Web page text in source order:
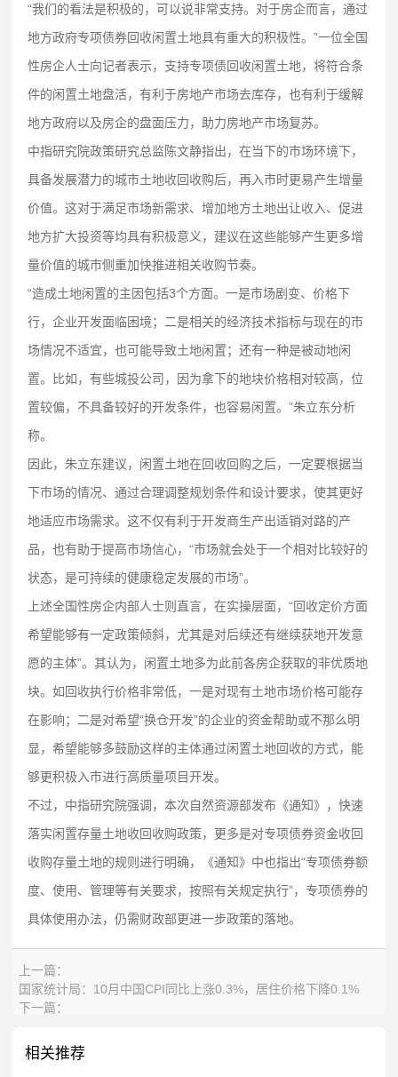
“我们的看法是积极的，可以说非常支持。对于房企而言，通过
地方政府专项债券回收闲置土地具有重大的积极性。”一位全国
性房企人士向记者表示，支持专项债回收闲置土地，将符合条
件的闲置土地盘活，有利于房地产市场去库存，也有利于缓解
地方政府以及房企的盘面压力，助力房地产市场复苏。
中指研究院政策研究总监陈文静指出，在当下的市场环境下，
具备发展潜力的城市土地收回收购后，再入市时更易产生增量
价值。这对于满足市场新需求、增加地方土地出让收入、促进
地方扩大投资等均具有积极意义，建议在这些能够产生更多增
量价值的城市侧重加快推进相关收购节奏。
“造成土地闲置的主因包括3个方面。一是市场剧变、价格下
行，企业开发面临困境；二是相关的经济技术指标与现在的市
场情况不适宜，也可能导致土地闲置；还有一种是被动地闲
置。比如，有些城投公司，因为拿下的地块价格相对较高，位
置较偏，不具备较好的开发条件，也容易闲置。”朱立东分析
称。
因此，朱立东建议，闲置土地在回收回购之后，一定要根据当
下市场的情况、通过合理调整规划条件和设计要求，使其更好
地适应市场需求。这不仅有利于开发商生产出适销对路的产
品，也有助于提高市场信心，“市场就会处于一个相对比较好的
状态，是可持续的健康稳定发展的市场”。
上述全国性房企内部人士则直言，在实操层面，“回收定价方面
希望能够有一定政策倾斜，尤其是对后续还有继续获地开发意
愿的主体”。其认为，闲置土地多为此前各房企获取的非优质地
块。如回收执行价格非常低，一是对现有土地市场价格可能存
在影响；二是对希望“换仓开发”的企业的资金帮助或不那么明
显，希望能够多鼓励这样的主体通过闲置土地回收的方式，能
够更积极入市进行高质量项目开发。
不过，中指研究院强调，本次自然资源部发布《通知》，快速
落实闲置存量土地收回收购政策，更多是对专项债券资金收回
收购存量土地的规则进行明确，《通知》中也指出“专项债券额
度、使用、管理等有关要求，按照有关规定执行”，专项债券的
具体使用办法，仍需财政部更进一步政策的落地。
上一篇：
国家统计局：10月中国CPI同比上涨0.3%，居住价格下降0.1%
下一篇：
用于股票回购
相关推荐